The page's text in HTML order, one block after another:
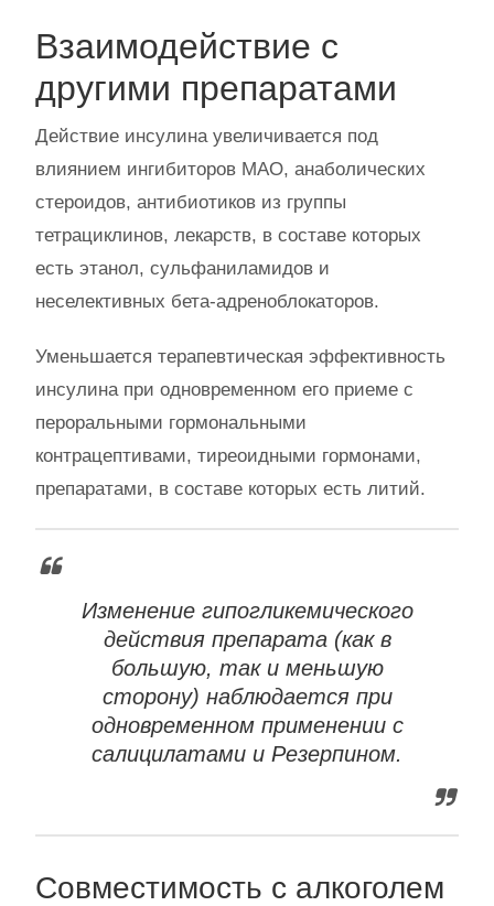
Взаимодействие с
другими препаратами
Действие инсулина увеличивается под
влиянием ингибиторов МАО, анаболических
стероидов, антибиотиков из группы
тетрациклинов, лекарств, в составе которых
есть этанол, сульфаниламидов и
неселективных бета-адреноблокаторов.
Уменьшается терапевтическая эффективность
инсулина при одновременном его приеме с
пероральными гормональными
контрацептивами, тиреоидными гормонами,
препаратами, в составе которых есть литий.
Изменение гипогликемического
действия препарата (как в
большую, так и меньшую
сторону) наблюдается при
одновременном применении с
салицилатами и Резерпином.
Совместимость с алкоголем